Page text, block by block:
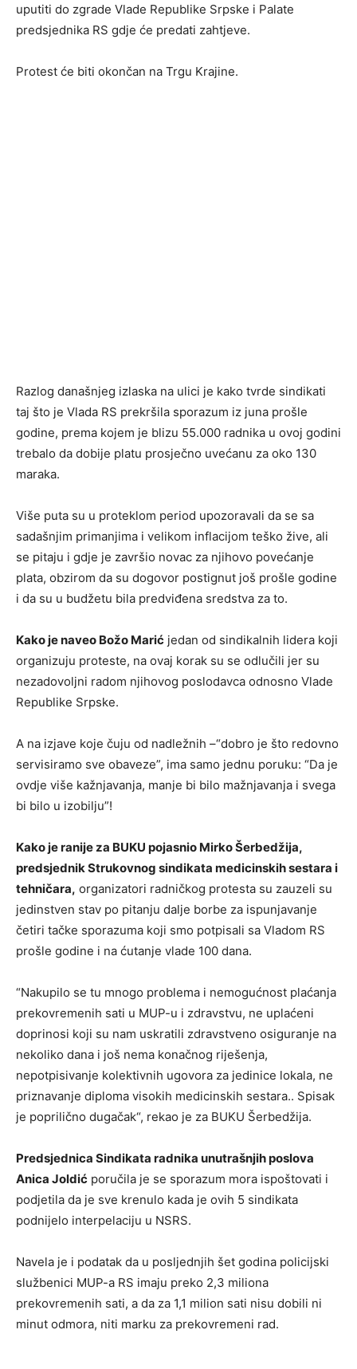
uputiti do zgrade Vlade Republike Srpske i Palate
predsjednika RS gdje će predati zahtjeve.
Protest će biti okončan na Trgu Krajine.
Razlog današnjeg izlaska na ulici je kako tvrde sindikati
taj što je Vlada RS prekršila sporazum iz juna prošle
godine, prema kojem je blizu 55.000 radnika u ovoj godini
trebalo da dobije platu prosječno uvećanu za oko 130
maraka.
Više puta su u proteklom period upozoravali da se sa
sadašnjim primanjima i velikom inflacijom teško žive, ali
se pitaju i gdje je završio novac za njihovo povećanje
plata, obzirom da su dogovor postignut još prošle godine
i da su u budžetu bila predviđena sredstva za to.
Kako je naveo Božo Marić jedan od sindikalnih lidera koji
organizuju proteste, na ovaj korak su se odlučili jer su
nezadovoljni radom njihovog poslodavca odnosno Vlade
Republike Srpske.
A na izjave koje čuju od nadležnih –“dobro je što redovno
servisiramo sve obaveze”, ima samo jednu poruku: “Da je
ovdje više kažnjavanja, manje bi bilo mažnjavanja i svega
bi bilo u izobilju”!
Kako je ranije za BUKU pojasnio Mirko Šerbedžija,
predsjednik Strukovnog sindikata medicinskih sestara i
tehničara, organizatori radničkog protesta su zauzeli su
jedinstven stav po pitanju dalje borbe za ispunjavanje
četiri tačke sporazuma koji smo potpisali sa Vladom RS
prošle godine i na ćutanje vlade 100 dana.
“Nakupilo se tu mnogo problema i nemogućnost plaćanja
prekovremenih sati u MUP-u i zdravstvu, ne uplaćeni
doprinosi koji su nam uskratili zdravstveno osiguranje na
nekoliko dana i još nema konačnog riješenja,
nepotpisivanje kolektivnih ugovora za jedinice lokala, ne
priznavanje diploma visokih medicinskih sestara.. Spisak
je poprilično dugačak“, rekao je za BUKU Šerbedžija.
Predsjednica Sindikata radnika unutrašnjih poslova
Anica Joldić poručila je se sporazum mora ispoštovati i
podjetila da je sve krenulo kada je ovih 5 sindikata
podnijelo interpelaciju u NSRS.
Navela je i podatak da u posljednjih šet godina policijski
službenici MUP-a RS imaju preko 2,3 miliona
prekovremenih sati, a da za 1,1 milion sati nisu dobili ni
minut odmora, niti marku za prekovremeni rad.